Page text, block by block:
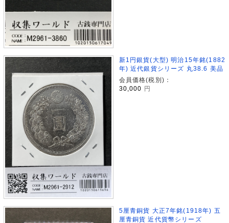
新1円銀貨(大型) 明治15年銘(1882
年) 近代銀貨シリーズ 丸38.6 美品
会員価格(税別)：
30,000 円
5厘青銅貨 大正7年銘(1918年) 五
厘青銅貨 近代貨幣シリーズ